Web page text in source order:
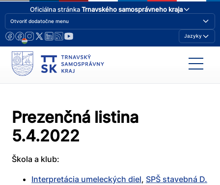
Oficiálna stránkaTrnavského samosprávneho kraja
Otvoriť dodatočne menu
Jazyky
Prezenčná listina
5.4.2022
Škola a klub:
Interpretácia umeleckých diel, SPŠ stavebná D.